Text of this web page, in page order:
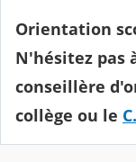
Orientation
N'hésitez pas
conseillère
collège ou le